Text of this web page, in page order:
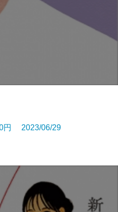
円 2023/06/29